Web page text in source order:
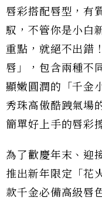
唇彩搭配唇型，有
馭，不管你是小白
重點，就絕不出錯
唇」，包含兩種不
顯嫩圓潤的「千金
秀珠高傲酷跩氣場
簡單好上手的唇彩
為了歡慶年末、迎
推出新年限定「花
款千金必備高級唇